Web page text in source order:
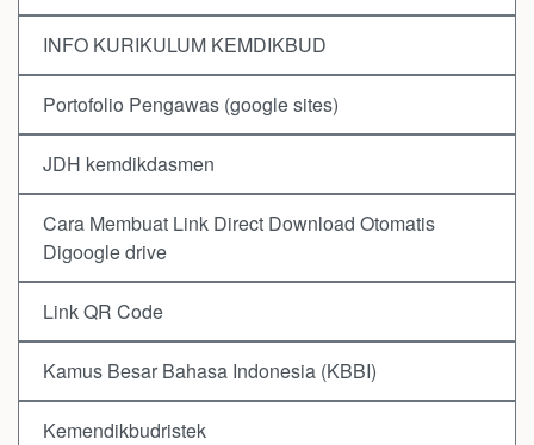
INFO KURIKULUM KEMDIKBUD
Portofolio Pengawas (google sites)
JDH kemdikdasmen
Cara Membuat Link Direct Download Otomatis
Digoogle drive
Link QR Code
Kamus Besar Bahasa Indonesia (KBBI)
Kemendikbudristek